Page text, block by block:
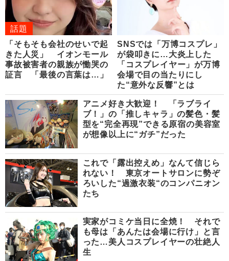
話題
「そもそも会社のせいで起
きた人災」 イオンモール
事故被害者の親族が慟哭の
証言 「最後の言葉は…」
SNSでは「万博コスプレ」
が袋叩きに…大炎上した
「コスプレイヤー」が万博
会場で目の当たりにし
た“意外な反響”とは
アニメ好き大歓迎！ 「ラブライ
ブ！」の「推しキャラ」の髪色・髪
型を“完全再現”できる原宿の美容室
が想像以上に“ガチ”だった
これで「露出控えめ」なんて信じら
れない！ 東京オートサロンに勢ぞ
ろいした“過激衣装“のコンパニオン
たち
実家がコミケ当日に全焼！ それで
も母は「あんたは会場に行け」と言
った…美人コスプレイヤーの壮絶人
生